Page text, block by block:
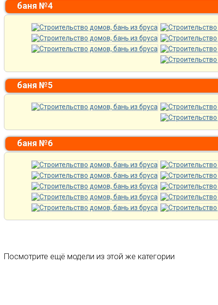
баня №4
баня №5
баня №6
Посмотрите ещё модели из этой же категории